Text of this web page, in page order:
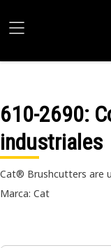
610-2690:
industriales
Cat® Brushcutters are
Marca: Cat